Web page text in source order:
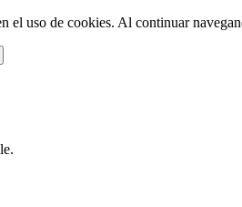
el uso de cookies. Al continuar